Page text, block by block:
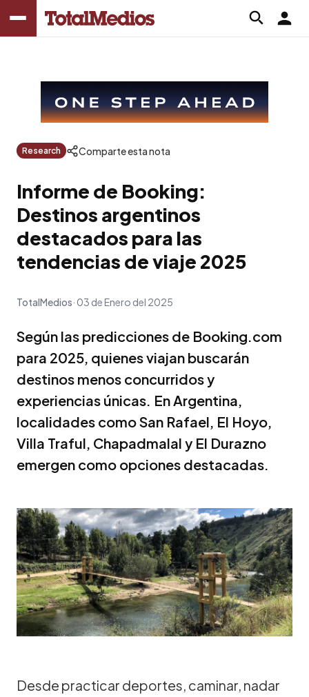
Research Comparte esta nota
Informe de Booking:
Destinos argentinos
destacados para las
tendencias de viaje 2025
TotalMedios 03 de Enero del 2025
Según las predicciones de Booking.com
para 2025, quienes viajan buscarán
destinos menos concurridos y
experiencias únicas. En Argentina,
localidades como San Rafael, El Hoyo,
Villa Traful, Chapadmalal y El Durazno
emergen como opciones destacadas.
Desde practicar deportes, caminar, nadar